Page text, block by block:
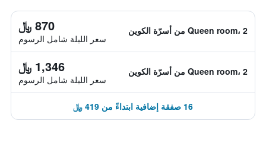
Queen room، 2 من أسرّة الكوين 870 ﷼
سعر الليلة شامل الرسوم
Queen room، 2 من أسرّة الكوين 1,346 ﷼
سعر الليلة شامل الرسوم
16 صفقة إضافية ابتداءً من 419 ﷼